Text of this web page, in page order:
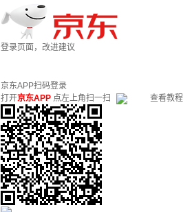
登录页面，改进建议
京东APP扫码登录
打开京东APP 点左上角扫一扫 查看教程